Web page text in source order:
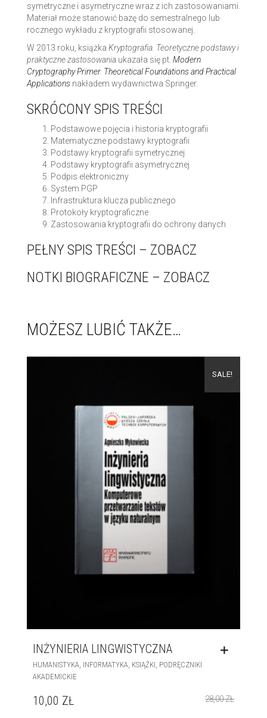
symetryczne i asymetryczne wraz z ich zastosowaniami.
Materiał może stanowić bazę do semestralnego lub
rocznego wykładu z kryptografii stosowanej.
W 2013 roku, książka Kryptografia. Teoretyczne podstawy i
praktyczne zastosowaniaukazała się pt. Modern
Cryptography Primer. Theoretical Foundations and Practical
Applicationsnakładem wydawnictwa Springer.
SKRÓCONY SPIS TREŚCI
Podstawowe pojęcia i historia kryptografii
Matematyczne podstawy kryptografii
Podstawy kryptografii symetrycznej
Podstawy kryptografii asymetrycznej
Podpis elektroniczny
System PGP
Infrastruktura klucza publicznego
Protokoły kryptograficzne
Zastosowania kryptografii do ochrony danych
PEŁNY SPIS TREŚCI – ZOBACZ
NOTKI BIOGRAFICZNE – ZOBACZ
MOŻESZ LUBIĆ TAKŻE…
SALE!
INŻYNIERIA LINGWISTYCZNA
HUMANISTYKA INFORMATYKA KSIĄŻKI PODRĘCZNIKI
AKADEMICKIE
28,00ZŁ
10,00 ZŁ